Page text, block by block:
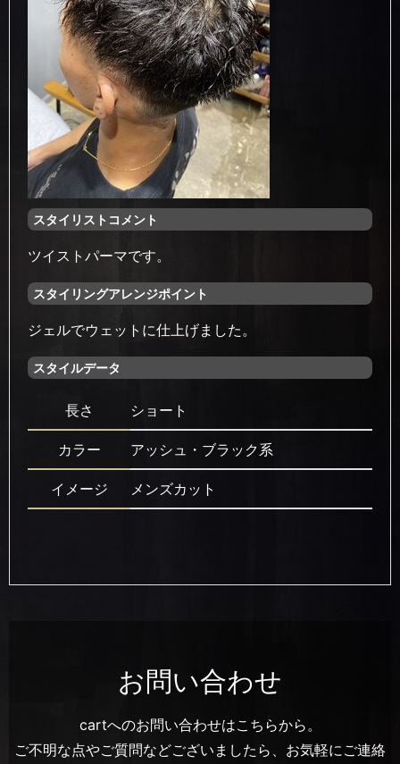
スタイリストコメント
ツイストパーマです。
スタイリングアレンジポイント
ジェルでウェットに仕上げました。
スタイルデータ
長さ ショート
カラー アッシュ・ブラック系
イメージ メンズカット
お問い合わせ
cartへのお問い合わせはこちらから。
ご不明な点やご質問などございましたら、お気軽にご連絡